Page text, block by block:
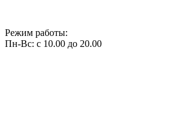
Режим работы:
Пн-Вс: с 10.00 до 20.00